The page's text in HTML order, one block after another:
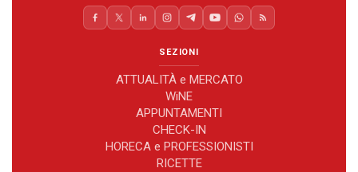
SEZIONI
ATTUALITÀ e MERCATO
WiNE
APPUNTAMENTI
CHECK-IN
HORECA e PROFESSIONISTI
RICETTE